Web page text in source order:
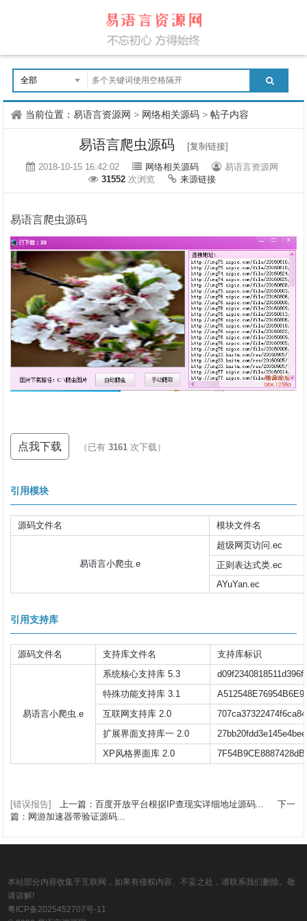
当前位置：易语言资源网 > 网络相关源码 >帖子内容
易语言爬虫源码
[复制链接]
2018-10-15 16:42:02
网络相关源码
易语言资源网
31552 次浏览 来源链接
易语言爬虫源码
点我下载 （已有3161 次下载）
引用模块
源码文件名 模块文件名
易语言小爬虫.e
超级网页访问.ec
正则表达式类.ec
AYuYan.ec
引用支持库
源码文件名 支持库文件名 支持库标识
易语言小爬虫.e
系统核心支持库 5.3
特殊功能支持库 3.1
互联网支持库 2.0
扩展界面支持库一 2.0
XP风格界面库 2.0
[错误报告] 上一篇：百度开放平台根据IP查现实详细地址源码...
下一
篇：网游加速器带验证源码...
本站部分内容收集于互联网，如果有侵权内容、不妥之处，请联系我们删除。敬
请谅解!
粤ICP备2025452707号-11